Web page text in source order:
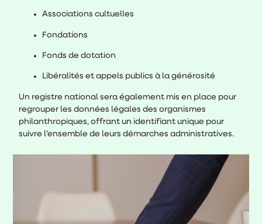
Associations cultuelles
Fondations
Fonds de dotation
Libéralités et appels publics à la générosité
Un registre national sera également mis en place pour
regrouper les données légales des organismes
philanthropiques, offrant un identifiant unique pour
suivre l’ensemble de leurs démarches administratives.